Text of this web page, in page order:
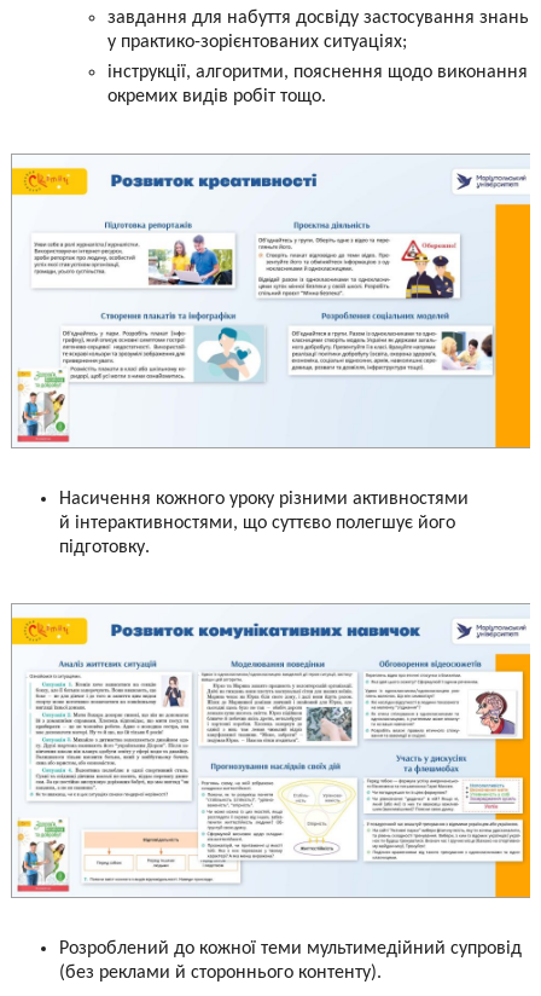
завдання для набуття досвіду застосування знань
у практико-зорієнтованих ситуаціях;
інструкції, алгоритми, пояснення щодо виконання
окремих видів робіт тощо.
Насичення кожного уроку різними активностями
й інтерактивностями, що суттєво полегшує його
підготовку.
Розроблений до кожної теми мультимедійний супровід
(без реклами й стороннього контенту).